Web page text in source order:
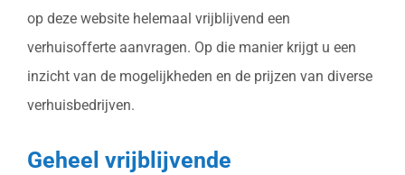
op deze website helemaal vrijblijvend een
verhuisofferte aanvragen. Op die manier krijgt u een
inzicht van de mogelijkheden en de prijzen van diverse
verhuisbedrijven.
Geheel vrijblijvende